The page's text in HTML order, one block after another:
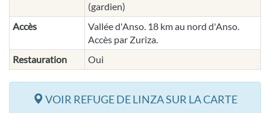
(gardien)
Accès
Vallée d'Anso. 18 km au nord d'Anso.
Accès par Zuriza.
Restauration
Oui
VOIR REFUGE DE LINZA SUR LA CARTE